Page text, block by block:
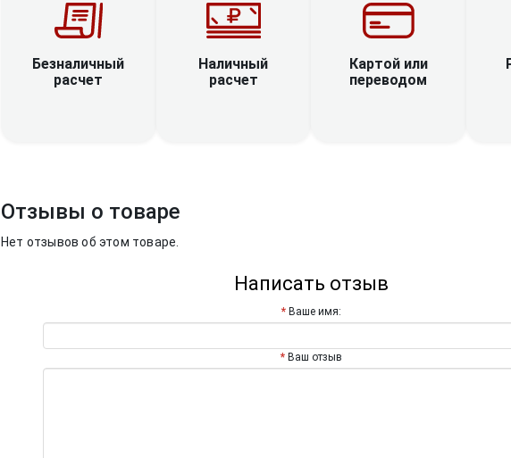
Безналичный
расчет
Наличный
расчет
Картой или
переводом
Отзывы о товаре
Нет отзывов об этом товаре.
Написать отзыв
Ваше имя:
Ваш отзыв